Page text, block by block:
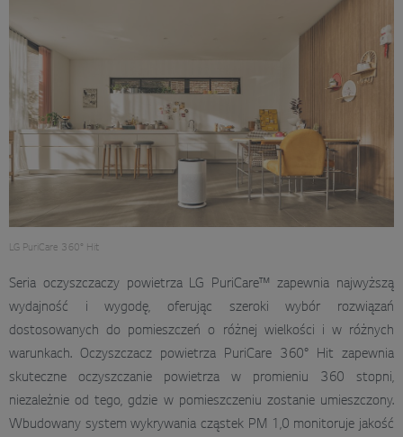
LG PuriCare 360° Hit
Seria oczyszczaczy powietrza LG PuriCare™ zapewnia najwyższą
wydajność i wygodę, oferując szeroki wybór rozwiązań
dostosowanych do pomieszczeń o różnej wielkości i w różnych
warunkach. Oczyszczacz powietrza PuriCare 360° Hit zapewnia
skuteczne oczyszczanie powietrza w promieniu 360 stopni,
niezależnie od tego, gdzie w pomieszczeniu zostanie umieszczony.
Wbudowany system wykrywania cząstek PM 1,0 monitoruje jakość